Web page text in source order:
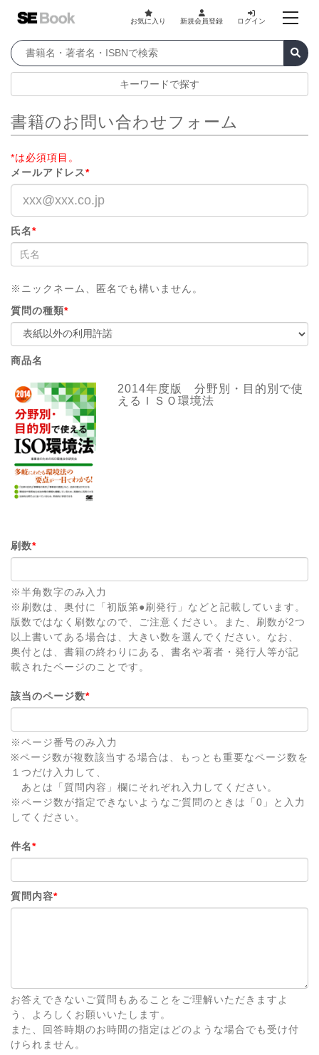
お気に入り 新規会員登録 ログイン
キーワードで探す
書籍のお問い合わせフォーム
*は必須項目。
メールアドレス*
氏名*
※ニックネーム、匿名でも構いません。
質問の種類*
商品名
2014年度版 分野別・目的別で使
えるＩＳＯ環境法
刷数*
※半角数字のみ入力
※刷数は、奥付に「初版第●刷発行」などと記載しています。
版数ではなく刷数なので、ご注意ください。また、刷数が2つ
以上書いてある場合は、大きい数を選んでください。なお、
奥付とは、書籍の終わりにある、書名や著者・発行人等が記
載されたページのことです。
該当のページ数*
※ページ番号のみ入力
※ページ数が複数該当する場合は、もっとも重要なページ数を
１つだけ入力して、
あとは「質問内容」欄にそれぞれ入力してください。
※ページ数が指定できないようなご質問のときは「0」と入力
してください。
件名*
質問内容*
お答えできないご質問もあることをご理解いただきますよ
う、よろしくお願いいたします。
また、回答時期のお時間の指定はどのような場合でも受け付
けられません。